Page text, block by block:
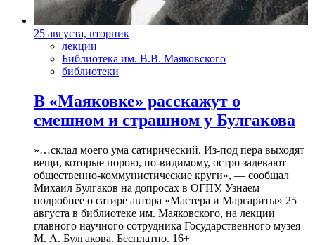
25 августа, вторник
лекции
Библиотека им. В.В. Маяковского
библиотеки
В «Маяковке» расскажут о
смешном и страшном у Булгакова
»…склад моего ума сатирический. Из-под пера выходят
вещи, которые порою, по-видимому, остро задевают
общественно-коммунистические круги», — сообщал
Михаил Булгаков на допросах в ОГПУ. Узнаем
подробнее о сатире автора «Мастера и Маргариты» 25
августа в библиотеке им. Маяковского, на лекции
главного научного сотрудника Государственного музея
М. А. Булгакова. Бесплатно. 16+